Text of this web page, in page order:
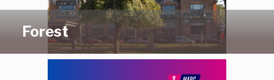
Forest